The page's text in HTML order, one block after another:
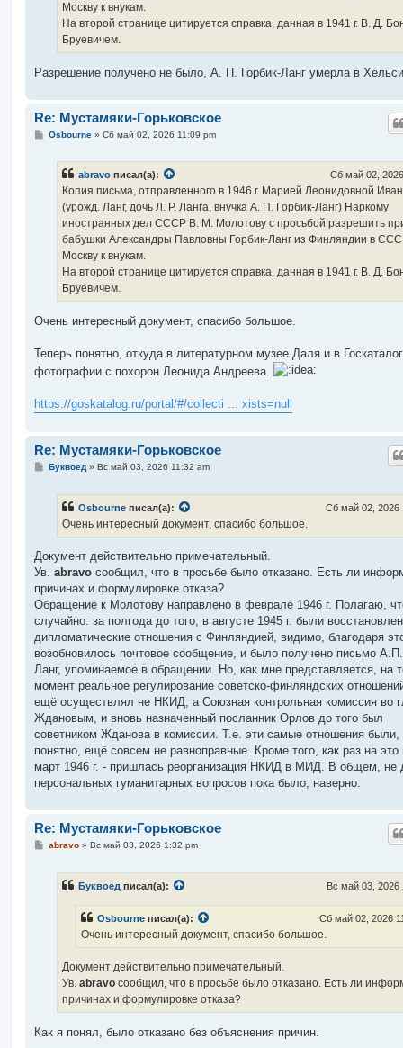
Москву к внукам.
На второй странице цитируется справка, данная в 1941 г. В. Д.
Бруевичем.
Разрешение получено не было, А. П. Горбик-Ланг умерла в
Re: Мустамяки-Горьковское
СOsbourne» Сб май 02, 2026 11:09 pm
abravo писал(а): Сб май 02,
Копия письма, отправленного в 1946 г. Марией Леонидовной
(урожд. Ланг, дочь Л. Р. Ланга, внучка А. П. Горбик-Ланг) Наркому
иностранных дел СССР В. М. Молотову с просьбой разрешить
бабушки Александры Павловны Горбик-Ланг из Финляндии в
Москву к внукам.
На второй странице цитируется справка, данная в 1941 г. В. Д.
Бруевичем.
Очень интересный документ, спасибо большое.
Теперь понятно, откуда в литературном музее Даля и в
фотографии с похорон Леонида Андреева.
https://goskatalog.ru/portal/#/collecti ... xists=null
Re: Мустамяки-Горьковское
С
е
Буквоед» Вс май 03, 2026 11:32 am
Osbourne писал(а): Сб май 02, 2026
Очень интересный документ, спасибо большое.
Документ действительно примечательный.
Ув. abravo сообщил, что в просьбе было отказано. Есть ли
причинах и формулировке отказа?
Обращение к Молотову направлено в феврале 1946 г. Полагаю,
случайно: за полгода до того, в августе 1945 г. были
дипломатические отношения с Финляндией, видимо, благодаря
возобновилось почтовое сообщение, и было получено письмо А.П.
Ланг, упоминаемое в обращении. Но, как мне представляется, на
момент реальное регулирование советско-финляндских
ещё осуществлял не НКИД, а Союзная контрольная комиссия во
Ждановым, и вновь назначенный посланник Орлов до того был
советником Жданова в комиссии. Т.е. эти самые отношения были,
понятно, ещё совсем не равноправные. Кроме того, как раз на это
март 1946 г. - пришлась реорганизация НКИД в МИД. В общем, не
персональных гуманитарных вопросов пока было, наверно.
Re: Мустамяки-Горьковское
Сabravo» Вс май 03, 2026 1:32 pm
Буквоед писал(а): Вс май 03, 2026
Osbourne писал(а): Сб май 02, 2026
Очень интересный документ, спасибо большое.
Документ действительно примечательный.
Ув. abravo сообщил, что в просьбе было отказано. Есть ли
причинах и формулировке отказа?
Как я понял, было отказано без объяснения причин.